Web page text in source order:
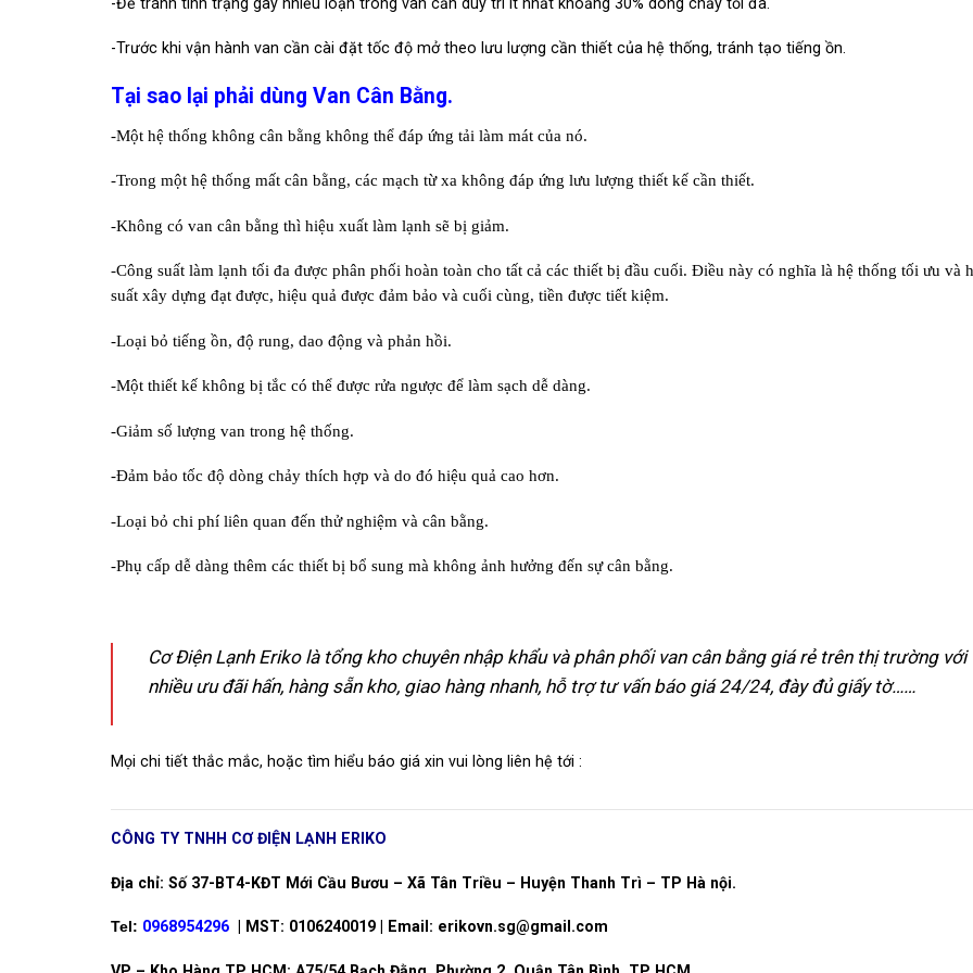
-Để tránh tình trạng gây nhiễu loạn trong van cần duy trì ít nhất khoảng 30% dòng chảy tối đa.
-Trước khi vận hành van cần cài đặt tốc độ mở theo lưu lượng cần thiết của hệ thống, tránh tạo tiếng ồn.
Tại sao lại phải dùng Van Cân Bằng.
-Một hệ thống không cân bằng không thể đáp ứng tải làm mát của nó.
-Trong một hệ thống mất cân bằng, các mạch từ xa không đáp ứng lưu lượng thiết kế cần thiết.
-Không có van cân bằng thì hiệu xuất làm lạnh sẽ bị giảm.
-Công suất làm lạnh tối đa được phân phối hoàn toàn cho tất cả các thiết bị đầu cuối. Điều này có nghĩa là hệ thống tối ưu và
suất xây dựng đạt được, hiệu quả được đảm bảo và cuối cùng, tiền được tiết kiệm.
-Loại bỏ tiếng ồn, độ rung, dao động và phản hồi.
-Một thiết kế không bị tắc có thể được rửa ngược để làm sạch dễ dàng.
-Giảm số lượng van trong hệ thống.
-Đảm bảo tốc độ dòng chảy thích hợp và do đó hiệu quả cao hơn.
-Loại bỏ chi phí liên quan đến thử nghiệm và cân bằng.
-Phụ cấp dễ dàng thêm các thiết bị bổ sung mà không ảnh hưởng đến sự cân bằng.
Cơ Điện Lạnh Eriko là tổng kho chuyên nhập khẩu và phân phối van cân bằng giá rẻ trên thị trường với
nhiều ưu đãi hấn, hàng sẵn kho, giao hàng nhanh, hỗ trợ tư vấn báo giá 24/24, đày đủ giấy tờ……
Mọi chi tiết thắc mắc, hoặc tìm hiểu báo giá xin vui lòng liên hệ tới :
CÔNG TY TNHH CƠ ĐIỆN LẠNH ERIKO
Địa chỉ: Số 37-BT4-KĐT Mới Cầu Bươu – Xã Tân Triều – Huyện Thanh Trì – TP Hà nội.
Tel: 0968954296 | MST: 0106240019 | Email: erikovn.sg@gmail.com